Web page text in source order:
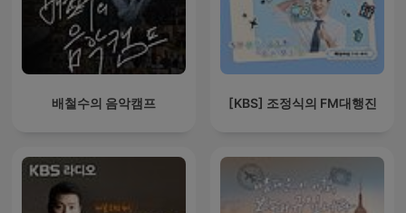
배철수의 음악캠프 [KBS] 조정식의 FM대행진